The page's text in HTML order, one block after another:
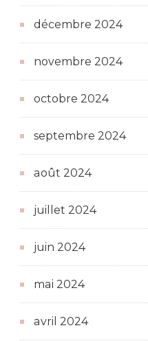
décembre 2024
novembre 2024
octobre 2024
septembre 2024
août 2024
juillet 2024
juin 2024
mai 2024
avril 2024